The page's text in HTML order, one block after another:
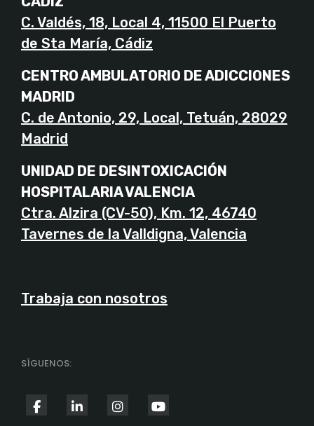
C. Valdés, 18, Local 4, 11500 El Puerto
de Sta María, Cádiz
CENTRO AMBULATORIO DE ADICCIONES
MADRID
C. de Antonio, 29, Local, Tetuán, 28029
Madrid
UNIDAD DE DESINTOXICACIÓN
HOSPITALARIA VALENCIA
Ctra. Alzira (CV-50), Km. 12, 46740
Tavernes de la Valldigna, Valencia
Trabaja con nosotros
SÍGUENOS:
fab
fab
fab
fab